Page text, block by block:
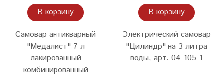
В корзину
Самовар антикварный
"Медалист" 7 л
лакированный
комбинированный
В корзину
Электрический самовар
"Цилиндр" на 3 литра
воды, арт. 04-105-1